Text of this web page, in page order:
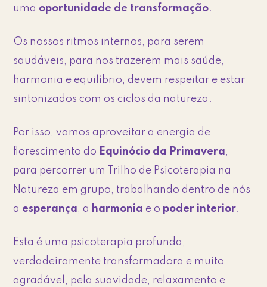
uma oportunidade de transformação.
Os nossos ritmos internos, para serem
saudáveis, para nos trazerem mais saúde,
harmonia e equilíbrio, devem respeitar e estar
sintonizados com os ciclos da natureza.
Por isso, vamos aproveitar a energia de
florescimento do Equinócio da Primavera,
para percorrer um Trilho de Psicoterapia na
Natureza em grupo, trabalhando dentro de nós
a esperança, a harmonia e o poder interior.
Esta é uma psicoterapia profunda,
verdadeiramente transformadora e muito
agradável, pela suavidade, relaxamento e